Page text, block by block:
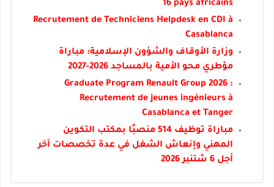
16 pays africains
Recrutement de Techniciens Helpdesk en CDI à
Casablanca
وزارة الأوقاف والشؤون الإسلامية: مباراة
مؤطري محو الأمية بالمساجد 2026-2027
Graduate Program Renault Group 2026 :
Recrutement de jeunes ingénieurs à
Casablanca et Tanger
مباراة توظيف 514 منصبًا بمكتب التكوين
المهني وإنعاش الشغل في عدة تخصصات آخر
أجل 6 شتنبر 2026